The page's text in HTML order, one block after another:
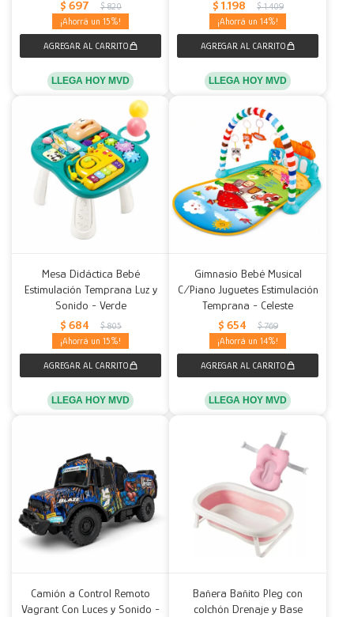
$ 697 $ 820
15
LLEGA HOY MVD
$ 1.198 $ 1.409
14
LLEGA HOY MVD
Mesa Didáctica Bebé
Estimulación Temprana Luz y
Sonido - Verde
$ 684 $ 805
15
LLEGA HOY MVD
Gimnasio Bebé Musical
C/Piano Juguetes Estimulación
Temprana - Celeste
$ 654 $ 769
14
LLEGA HOY MVD
Camión a Control Remoto
Vagrant Con Luces y Sonido -
Bañera Bañito Pleg con
colchón Drenaje y Base